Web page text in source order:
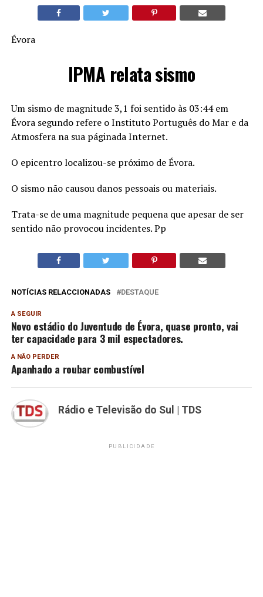
Évora
IPMA relata sismo
Um sismo de magnitude 3,1 foi sentido às 03:44 em
Évora segundo refere o Instituto Português do Mar e da
Atmosfera na sua páginada Internet.
O epicentro localizou-se próximo de Évora.
O sismo não causou danos pessoais ou materiais.
Trata-se de uma magnitude pequena que apesar de ser
sentido não provocou incidentes. Pp
NOTÍCIAS RELACCIONADAS DESTAQUE
A SEGUIR
Novo estádio do Juventude de Évora, quase pronto, vai
ter capacidade para 3 mil espectadores.
A NÃO PERDER
Apanhado a roubar combustível
Rádio e Televisão do Sul | TDS
PUBLICIDADE